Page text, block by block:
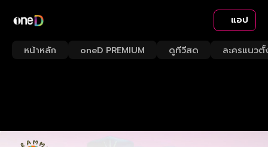
แอป
หน้าหลัก oneD PREMIUM ดูทีวีสด ละครแนวตั้